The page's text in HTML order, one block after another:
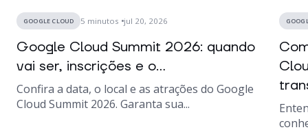
GOOGLE CLOUD 5 minutos jul 20, 2026
Google Cloud Summit 2026: quando
vai ser, inscrições e o...
Confira a data, o local e as atrações do Google
Cloud Summit 2026. Garanta sua...